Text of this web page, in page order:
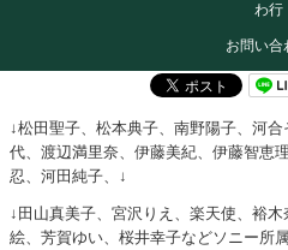
わ行
お問い合
↓松田聖子、松本典子、南野陽子、河
代、渡辺満里奈、伊藤美紀、伊藤智恵
忍、河田純子、↓
↓田山真美子、宮沢りえ、楽天使、裕
絵、芳賀ゆい、桜井幸子などソニー所